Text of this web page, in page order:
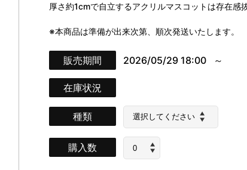
厚さ約1cmで自立するアクリルマスコットは存在感
※本商品は準備が出来次第、順次発送いたします。
販売期間 2026/05/29 18:00
在庫状況
種類
購入数